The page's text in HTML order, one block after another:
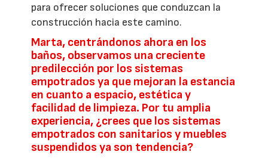
para ofrecer soluciones que conduzcan la
construcción hacia este camino.
Marta, centrándonos ahora en los
baños, observamos una creciente
predilección por los sistemas
empotrados ya que mejoran la estancia
en cuanto a espacio, estética y
facilidad de limpieza. Por tu amplia
experiencia, ¿crees que los sistemas
empotrados con sanitarios y muebles
suspendidos ya son tendencia?